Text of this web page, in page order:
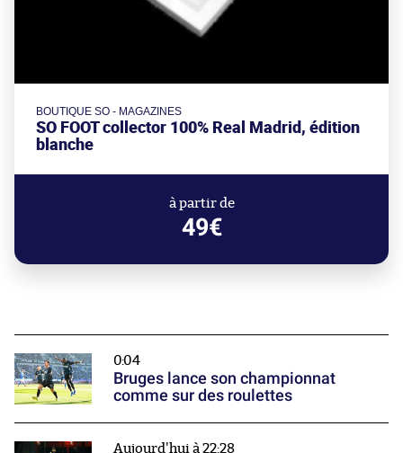
BOUTIQUE SO - MAGAZINES
SO FOOT collector 100% Real Madrid, édition
blanche
à partir de
49€
0:04
Bruges lance son championnat
comme sur des roulettes
Aujourd'hui à 22:28